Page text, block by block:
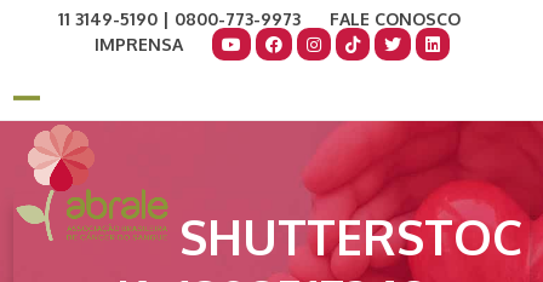
11 3149-5190 | 0800-773-9973
FALE CONOSCO
IMPRENSA
Open
mobile
menu
Close
mobile
menu
SHUTTERSTOC